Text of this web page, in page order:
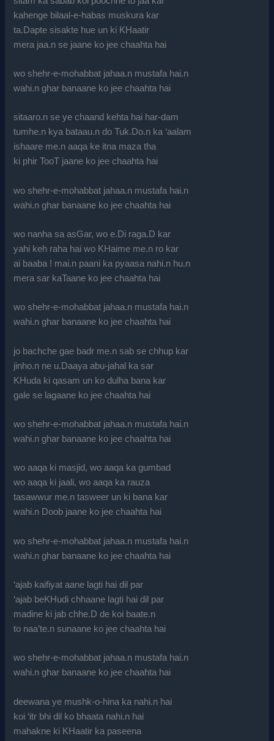
kahenge bilaal-e-habas muskura kar
ta.Dapte sisakte hue un ki KHaatir
mera jaa.n se jaane ko jee chaahta hai
wo shehr-e-mohabbat jahaa.n mustafa hai.n
wahi.n ghar banaane ko jee chaahta hai
sitaaro.n se ye chaand kehta hai har-dam
tumhe.n kya bataau.n do Tuk.Do.n ka ‘aalam
ishaare me.n aaqa ke itna maza tha
ki phir TooT jaane ko jee chaahta hai
wo shehr-e-mohabbat jahaa.n mustafa hai.n
wahi.n ghar banaane ko jee chaahta hai
wo nanha sa asGar, wo e.Di raga.D kar
yahi keh raha hai wo KHaime me.n ro kar
ai baaba ! mai.n paani ka pyaasa nahi.n hu.n
mera sar kaTaane ko jee chaahta hai
wo shehr-e-mohabbat jahaa.n mustafa hai.n
wahi.n ghar banaane ko jee chaahta hai
jo bachche gae badr me.n sab se chhup kar
jinho.n ne u.Daaya abu-jahal ka sar
KHuda ki qasam un ko dulha bana kar
gale se lagaane ko jee chaahta hai
wo shehr-e-mohabbat jahaa.n mustafa hai.n
wahi.n ghar banaane ko jee chaahta hai
wo aaqa ki masjid, wo aaqa ka gumbad
wo aaqa ki jaali, wo aaqa ka rauza
tasawwur me.n tasweer un ki bana kar
wahi.n Doob jaane ko jee chaahta hai
wo shehr-e-mohabbat jahaa.n mustafa hai.n
wahi.n ghar banaane ko jee chaahta hai
‘ajab kaifiyat aane lagti hai dil par
‘ajab beKHudi chhaane lagti hai dil par
madine ki jab chhe.D de koi baate.n
to naa’te.n sunaane ko jee chaahta hai
wo shehr-e-mohabbat jahaa.n mustafa hai.n
wahi.n ghar banaane ko jee chaahta hai
deewana ye mushk-o-hina ka nahi.n hai
koi ‘itr bhi dil ko bhaata nahi.n hai
mahakne ki KHaatir ka paseena